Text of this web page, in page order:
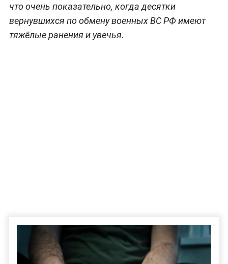
что очень показательно, когда десятки
вернувшихся по обмену военных ВС РФ имеют
тяжёлые ранения и увечья.